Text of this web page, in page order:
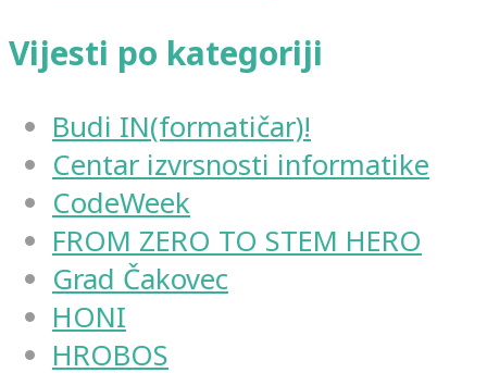
Vijesti po kategoriji
Budi IN(formatičar)!
Centar izvrsnosti informatike
CodeWeek
FROM ZERO TO STEM HERO
Grad Čakovec
HONI
HROBOS